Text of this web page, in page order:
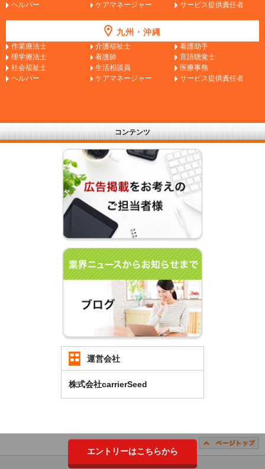
エントリーはこちらから
ヘルパー
ケアマネージャー サービス提供責任者
九州・沖縄
作業療法士 介護福祉士
看護助手
理学療法士
看護師
言語聴覚士
社会福祉士
生活相談員
医療事務
ヘルパー
ケアマネージャー サービス提供責任者
コンテンツ
運営会社
株式会社carrierSeed
Copyright （C）2018 carrierSeed Co.,LTD. All Rights Reserved.